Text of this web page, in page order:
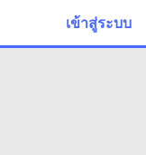
เข้าสู่ระบบ